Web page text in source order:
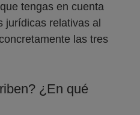
tengas en cuenta
jurídicas relativas al
las tres
¿En qué